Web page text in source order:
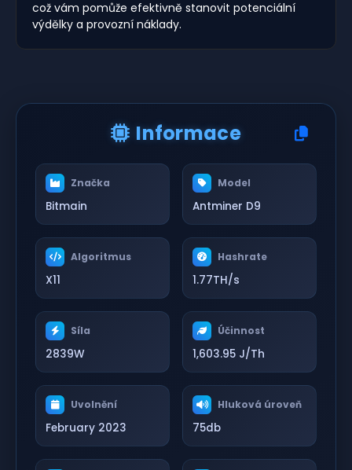
což vám pomůže efektivně stanovit potenciální
výdělky a provozní náklady.
Informace
Značka
Bitmain
Model
Antminer D9
Algoritmus
X11
Hashrate
1.77TH/s
Síla
2839W
Účinnost
1,603.95 J/Th
Uvolnění
February 2023
Hluková úroveň
75db